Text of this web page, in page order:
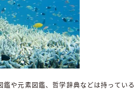
や元素図鑑、哲学辞典などは持ってい